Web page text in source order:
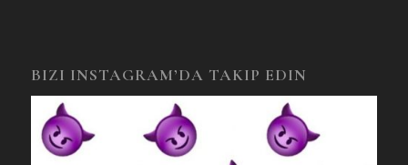
BIZI INSTAGRAM’DA TAKIP EDIN